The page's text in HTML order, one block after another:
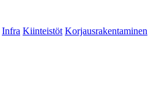
Infra Kiinteistöt Korjausrakentaminen